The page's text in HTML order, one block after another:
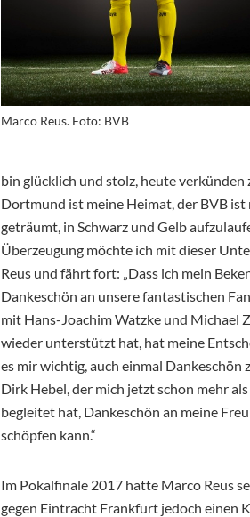
Marco Reus. Foto: BVB
bin glücklich und stolz, heute verkünden
Dortmund ist meine Heimat, der BVB
geträumt, in Schwarz und Gelb
Überzeugung möchte ich mit dieser
Reus und fährt fort: „Dass ich mein
Dankeschön an unsere fantastischen
mit Hans-Joachim Watzke und Michael
wieder unterstützt hat, hat meine
es mir wichtig, auch einmal Dankeschön
Dirk Hebel, der mich jetzt schon mehr
begleitet hat, Dankeschön an meine
schöpfen kann.“
Im Pokalfinale 2017 hatte Marco Reus
gegen Eintracht Frankfurt jedoch einen